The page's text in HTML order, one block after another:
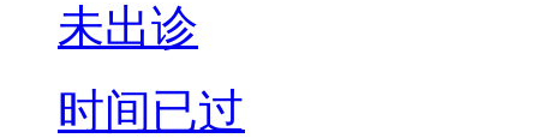
未出诊
时间已过